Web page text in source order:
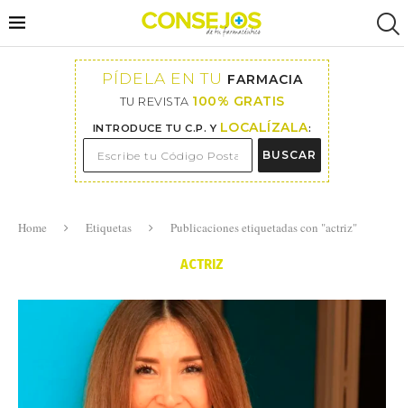
PÍDELA EN TU FARMACIA
TU REVISTA 100% GRATIS
INTRODUCE TU C.P. Y LOCALÍZALA:
BUSCAR
Home Etiquetas Publicaciones etiquetadas con "actriz"
ACTRIZ